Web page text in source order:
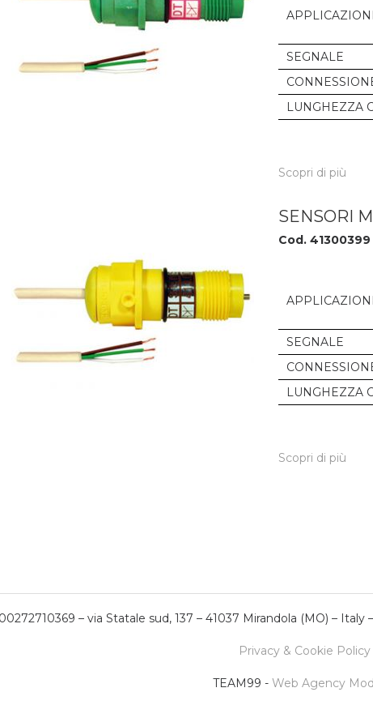
SEGNALE
LUNGHEZZA
Scopri di più
SENSORI
Cod. 41300399
SEGNALE
LUNGHEZZA
Scopri di più
– via Statale sud, 137 – 41037 Mirandola (MO) –
Privacy & Cookie Policy
TEAM99 - Web Agency